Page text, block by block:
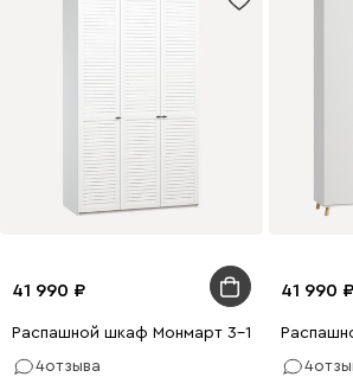
41 990
Распашной шкаф Монмарт 3-120x220
4отзыва
41 990
4